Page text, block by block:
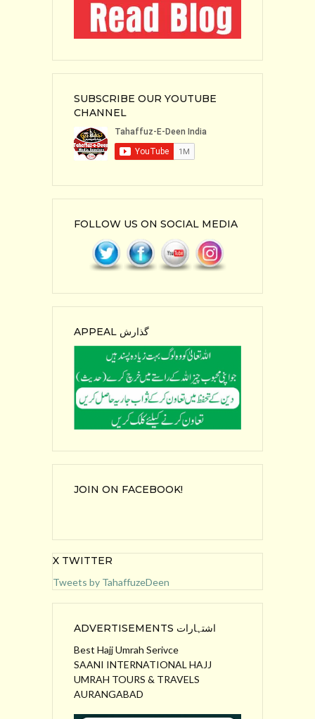
SUBSCRIBE OUR YOUTUBE
CHANNEL
FOLLOW US ON SOCIAL MEDIA
APPEAL گذارش
JOIN ON FACEBOOK!
X TWITTER
Tweets by TahaffuzeDeen
ADVERTISEMENTS اشتہارات
Best Hajj Umrah Serivce
SAANI INTERNATIONAL HAJJ
UMRAH TOURS & TRAVELS
AURANGABAD